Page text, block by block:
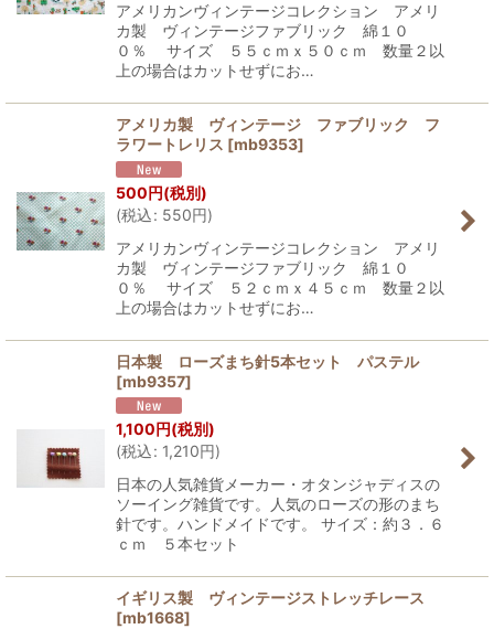
アメリカンヴィンテージコレクション アメリ
カ製 ヴィンテージファブリック 綿１０
０％ サイズ ５５ｃｍｘ５０ｃｍ 数量２以
上の場合はカットせずにお…
アメリカ製 ヴィンテージ ファブリック フ
ラワートレリス [mb9353]
500円(税別)
(税込: 550円)
アメリカンヴィンテージコレクション アメリ
カ製 ヴィンテージファブリック 綿１０
０％ サイズ ５２ｃｍｘ４５ｃｍ 数量２以
上の場合はカットせずにお…
日本製 ローズまち針5本セット パステル
[mb9357]
1,100円(税別)
(税込: 1,210円)
日本の人気雑貨メーカー・オタンジャディスの
ソーイング雑貨です。人気のローズの形のまち
針です。ハンドメイドです。 サイズ：約３．６
ｃｍ ５本セット
イギリス製 ヴィンテージストレッチレース
[mb1668]